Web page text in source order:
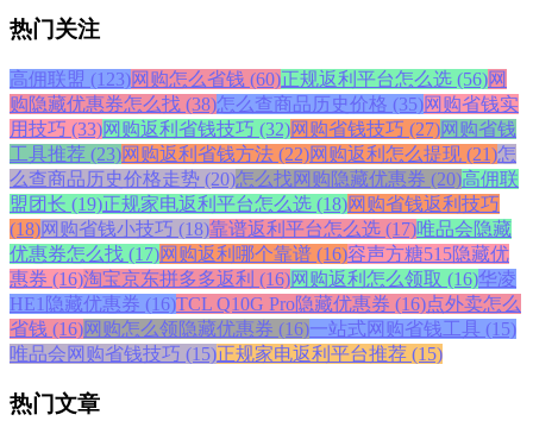
热门关注
高佣联盟 (123)网购怎么省钱 (60)正规返利平台怎么选 (56)网
购隐藏优惠券怎么找 (38)怎么查商品历史价格 (35)网购省钱实
用技巧 (33)网购返利省钱技巧 (32)网购省钱技巧 (27)网购省钱
工具推荐 (23)网购返利省钱方法 (22)网购返利怎么提现 (21)怎
么查商品历史价格走势 (20)怎么找网购隐藏优惠券 (20)高佣联
盟团长 (19)正规家电返利平台怎么选 (18)网购省钱返利技巧
(18)网购省钱小技巧 (18)靠谱返利平台怎么选 (17)唯品会隐藏
优惠券怎么找 (17)网购返利哪个靠谱 (16)容声方糖515隐藏优
惠券 (16)淘宝京东拼多多返利 (16)网购返利怎么领取 (16)华凌
HE1隐藏优惠券 (16)TCL Q10G Pro隐藏优惠券 (16)点外卖怎么
省钱 (16)网购怎么领隐藏优惠券 (16)一站式网购省钱工具 (15)
唯品会网购省钱技巧 (15)正规家电返利平台推荐 (15)
热门文章